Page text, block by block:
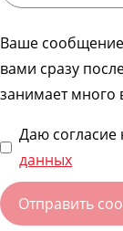
Ваше
вами сразу
занимает много
Даю согласие
данных